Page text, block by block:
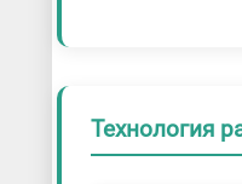
Технология